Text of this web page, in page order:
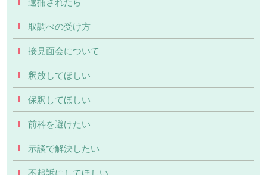
取調べの受け方
接見面会について
釈放してほしい
保釈してほしい
前科を避けたい
示談で解決したい
不起訴にしてほしい